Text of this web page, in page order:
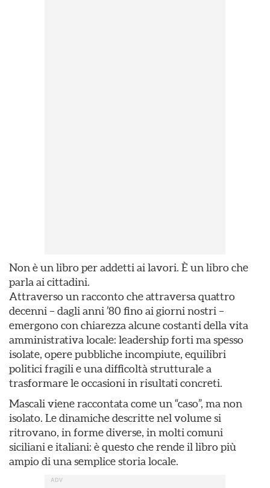
Non è un libro per addetti ai lavori. È un libro che
parla ai cittadini.
Attraverso un racconto che attraversa quattro
decenni – dagli anni ’80 fino ai giorni nostri –
emergono con chiarezza alcune costanti della vita
amministrativa locale: leadership forti ma spesso
isolate, opere pubbliche incompiute, equilibri
politici fragili e una difficoltà strutturale a
trasformare le occasioni in risultati concreti.
Mascali viene raccontata come un “caso”, ma non
isolato. Le dinamiche descritte nel volume si
ritrovano, in forme diverse, in molti comuni
siciliani e italiani: è questo che rende il libro più
ampio di una semplice storia locale.